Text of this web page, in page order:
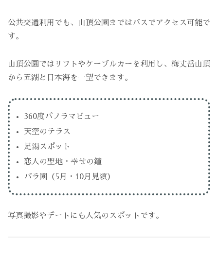
公共交通利用でも、山頂公園まではバスでアクセス可能で
す。
山頂公園ではリフトやケーブルカーを利用し、梅丈岳山頂
から五湖と日本海を一望できます。
360度パノラマビュー
天空のテラス
足湯スポット
恋人の聖地・幸せの鐘
バラ園（5月・10月見頃）
写真撮影やデートにも人気のスポットです。